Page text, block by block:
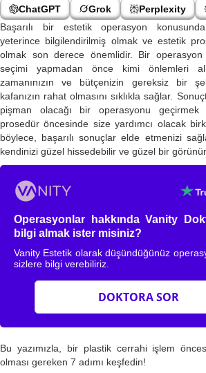
ChatGPT Grok Perplexity
Başarılı bir estetik operasyon
yeterince bilgilendirilmiş olmak ve estetik
olmak son derece önemlidir. Bir
seçimi yapmadan önce kimi önlemleri
zamanınızın ve bütçenizin gereksiz bir
kafanızın rahat olmasını sıklıkla sağlar.
pişman olacağı bir operasyonu geçirmek
prosedür öncesinde size yardımcı olacak
böylece, başarılı sonuçlar elde etmenizi
kendinizi güzel hissedebilir ve güzel bir
Operasyonlar hakkında Vanity
bilgi almak ister misiniz?
Vanity Estetik olarak düşündüğünüz
sizlere bilgi verebiliriz.
DOKTORA SOR
Bu yazımızla, bir plastik cerrahi işlem
olması gereken 7 adımı keşfedin!